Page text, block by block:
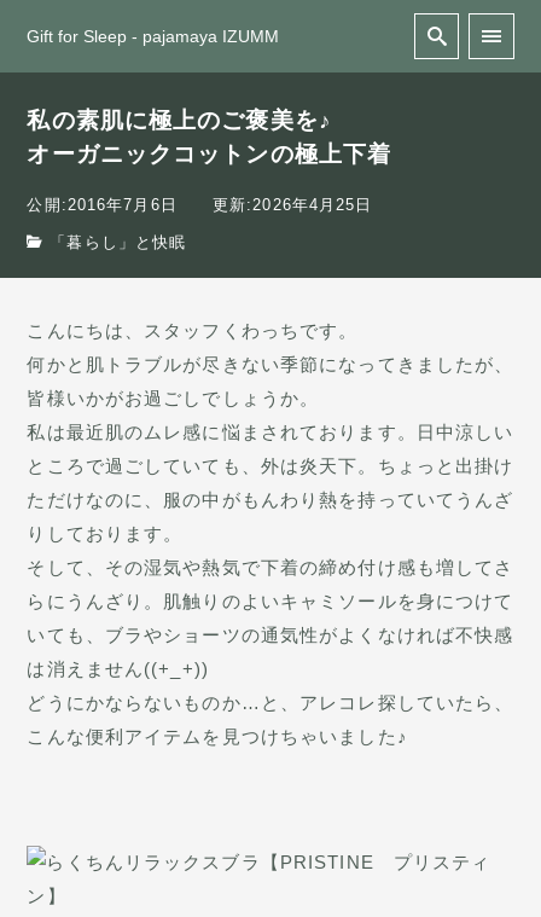
Gift for Sleep - pajamaya IZUMM
私の素肌に極上のご褒美を♪
オーガニックコットンの極上下着
公開:2016年7月6日 更新:2026年4月25日
「暮らし」と快眠
こんにちは、スタッフくわっちです。
何かと肌トラブルが尽きない季節になってきましたが、
皆様いかがお過ごしでしょうか。
私は最近肌のムレ感に悩まされております。日中涼しい
ところで過ごしていても、外は炎天下。ちょっと出掛け
ただけなのに、服の中がもんわり熱を持っていてうんざ
りしております。
そして、その湿気や熱気で下着の締め付け感も増してさ
らにうんざり。肌触りのよいキャミソールを身につけて
いても、ブラやショーツの通気性がよくなければ不快感
は消えません((+_+))
どうにかならないものか…と、アレコレ探していたら、
こんな便利アイテムを見つけちゃいました♪